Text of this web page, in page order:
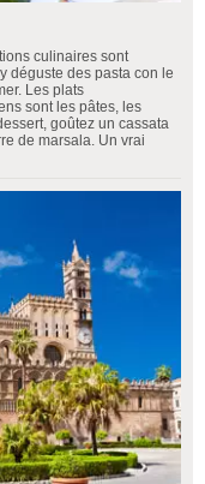
culinaires sont
déguste des pasta con le
Les plats
sont les pâtes, les
goûtez un cassata
de marsala. Un vrai